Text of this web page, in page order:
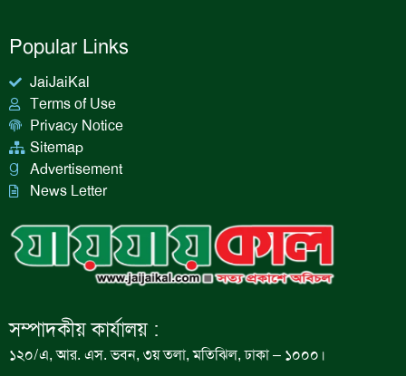
Popular Links
JaiJaiKal
Terms of Use
Privacy Notice
Sitemap
Advertisement
News Letter
সম্পাদকীয় কার্যালয় :
১২০/এ, আর. এস. ভবন, ৩য় তলা, মতিঝিল, ঢাকা – ১০০০।